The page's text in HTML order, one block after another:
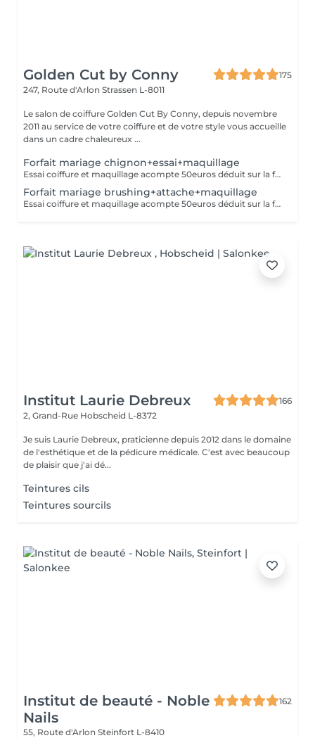
Golden Cut by Conny
175
247, Route d'Arlon Strassen L-8011
Le salon de coiffure Golden Cut By Conny, depuis novembre
2011 au service de votre coiffure et de votre style vous accueille
dans un cadre chaleureux ...
Forfait mariage chignon+essai+maquillage
Essai coiffure et maquillage acompte 50euros déduit sur la facture finale
Forfait mariage brushing+attache+maquillage
Essai coiffure et maquillage acompte 50euros déduit sur la facture finale
Institut Laurie Debreux
166
2, Grand-Rue Hobscheid L-8372
Je suis Laurie Debreux, praticienne depuis 2012 dans le domaine
de l'esthétique et de la pédicure médicale. C'est avec beaucoup
de plaisir que j'ai dé...
Teintures cils
Teintures sourcils
Institut de beauté - Noble
Nails
162
55, Route d'Arlon Steinfort L-8410